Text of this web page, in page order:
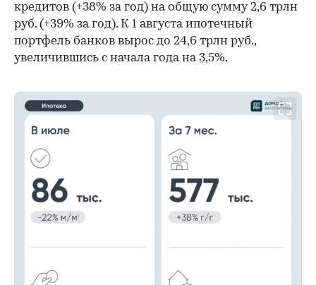
кредитов (+38% за год) на общую сумму 2,6 трлн
руб. (+39% за год). К 1 августа ипотечный
портфель банков вырос до 24,6 трлн руб.,
увеличившись с начала года на 3,5%.